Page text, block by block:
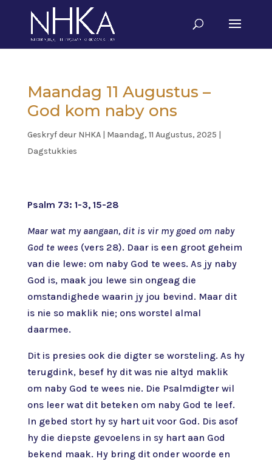
Maandag 11 Augustus –
God kom naby ons
Geskryf deur NHKA| Maandag, 11 Augustus, 2025 |
Dagstukkies
Psalm 73: 1-3, 15-28
Maar wat my aangaan, dit is vir my goed om naby
God te wees (vers 28). Daar is een groot geheim
van die lewe: om naby God te wees. As jy naby
God is, maak jou lewe sin ongeag die
omstandighede waarin jy jou bevind. Maar dit
is nie so maklik nie; ons worstel almal
daarmee.
Dit is presies ook die digter se worsteling. As hy
terugdink, besef hy dit was nie altyd maklik
om naby God te wees nie. Die Psalmdigter wil
ons leer wat dit beteken om naby God te leef.
In gebed stort hy sy hart uit voor God. Dis asof
hy die diepste gevoelens in sy hart aan God
bekend maak. Hy bring dit onder woorde en